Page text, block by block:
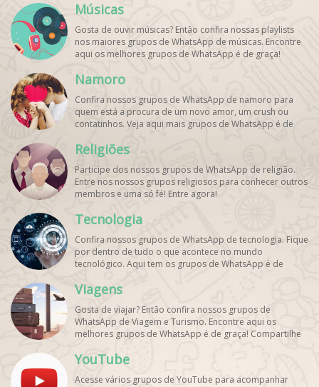
Músicas
Gosta de ouvir músicas? Então confira nossas playlists
nos maiores grupos de WhatsApp de músicas. Encontre
aqui os melhores grupos de WhatsApp é de graça!
Namoro
Confira nossos grupos de WhatsApp de namoro para
quem está a procura de um novo amor, um crush ou
contatinhos. Veja aqui mais grupos de WhatsApp é de
Religiões
Participe dos nossos grupos de WhatsApp de religião.
Entre nos nossos grupos religiosos para conhecer outros
membros e uma só fé! Entre agora!
Tecnologia
Confira nossos grupos de WhatsApp de tecnologia. Fique
por dentro de tudo o que acontece no mundo
tecnológico. Aqui tem os grupos de WhatsApp é de
Viagens
Gosta de viajar? Então confira nossos grupos de
WhatsApp de Viagem e Turismo. Encontre aqui os
melhores grupos de WhatsApp é de graça! Compartilhe
YouTube
Acesse vários grupos de YouTube para acompanhar